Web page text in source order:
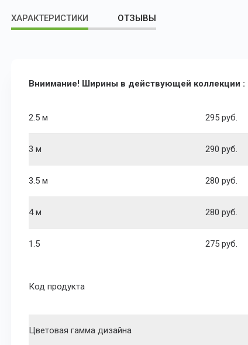
ХАРАКТЕРИСТИКИ ОТЗЫВЫ
Вниимание! Ширины в действующей коллекции :
2.5 м 295 руб.
3 м 290 руб.
3.5 м 280 руб.
4 м 280 руб.
1.5 275 руб.
Код продукта
Цветовая гамма дизайна